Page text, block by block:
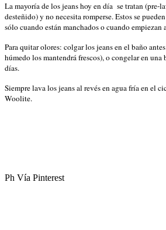
La mayoría de los jeans hoy en día se tratan (pre-
desteñido) y no necesita romperse. Estos se
sólo cuando están manchados o cuando empiezan
Para quitar olores: colgar los jeans en el baño
húmedo los mantendrá frescos), o congelar en
días.
Siempre lava los jeans al revés en agua fría en el
Woolite.
Ph Vía Pinterest